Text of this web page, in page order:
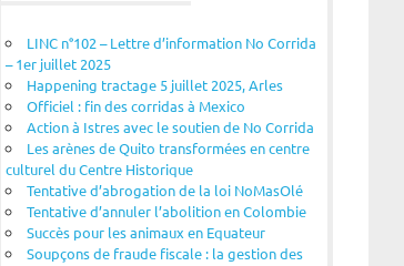
LINC n°102 – Lettre d’information No Corrida
– 1er juillet 2025
Happening tractage 5 juillet 2025, Arles
Officiel : fin des corridas à Mexico
Action à Istres avec le soutien de No Corrida
Les arènes de Quito transformées en centre
culturel du Centre Historique
Tentative d’abrogation de la loi NoMasOlé
Tentative d’annuler l’abolition en Colombie
Succès pour les animaux en Equateur
Soupçons de fraude fiscale : la gestion des